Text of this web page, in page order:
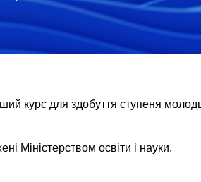
курс для здобуття ступеня
Міністерством освіти і науки.